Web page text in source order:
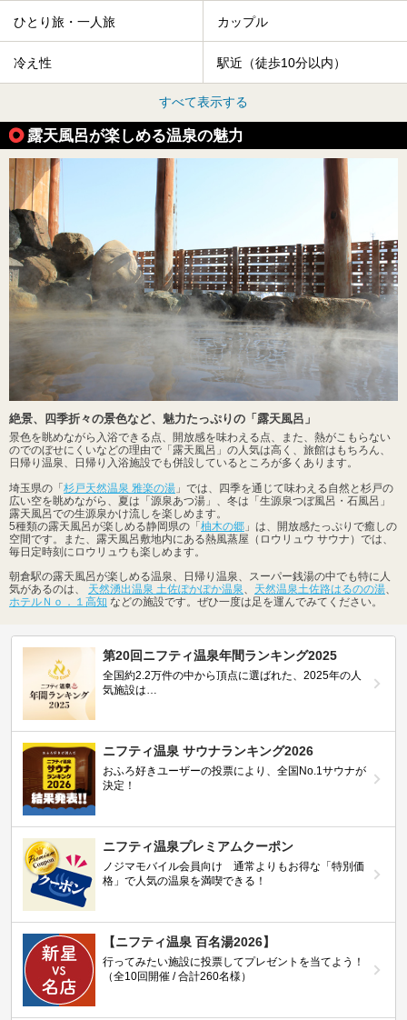
ひとり旅・一人旅 カップル
冷え性 駅近（徒歩10分以内）
すべて表示する
露天風呂が楽しめる温泉の魅力
絶景、四季折々の景色など、魅力たっぷりの「露天風呂」
景色を眺めながら入浴できる点、開放感を味わえる点、また、熱がこもらない
のでのぼせにくいなどの理由で「露天風呂」の人気は高く、旅館はもちろん、
日帰り温泉、日帰り入浴施設でも併設しているところが多くあります。
埼玉県の「 杉戸天然温泉 雅楽の湯 」では、四季を通じて味わえる自然と杉戸の
広い空を眺めながら、夏は「源泉あつ湯」、冬は「生源泉つぼ風呂・石風呂」
露天風呂での生源泉かけ流しを楽しめます。
5種類の露天風呂が楽しめる静岡県の「 柚木の郷 」は、開放感たっぷりで癒しの
空間です。また、露天風呂敷地内にある熱風蒸屋（ロウリュウ サウナ）では、
毎日定時刻にロウリュウも楽しめます。
朝倉駅の露天風呂が楽しめる温泉、日帰り温泉、スーパー銭湯の中でも特に人
気があるのは、 天然湧出温泉 土佐ぽかぽか温泉、 天然温泉土佐路はるのの湯、
ホテルＮｏ．１高知 などの施設です。ぜひ一度は足を運んでみてください。
第20回ニフティ温泉年間ランキング2025
全国約2.2万件の中から頂点に選ばれた、2025年の人
気施設は…
ニフティ温泉 サウナランキング2026
おふろ好きユーザーの投票により、全国No.1サウナが
決定！
ニフティ温泉プレミアムクーポン
ノジマモバイル会員向け 通常よりもお得な「特別価
格」で人気の温泉を満喫できる！
【ニフティ温泉 百名湯2026】
行ってみたい施設に投票してプレゼントを当てよう！
（全10回開催 / 合計260名様）